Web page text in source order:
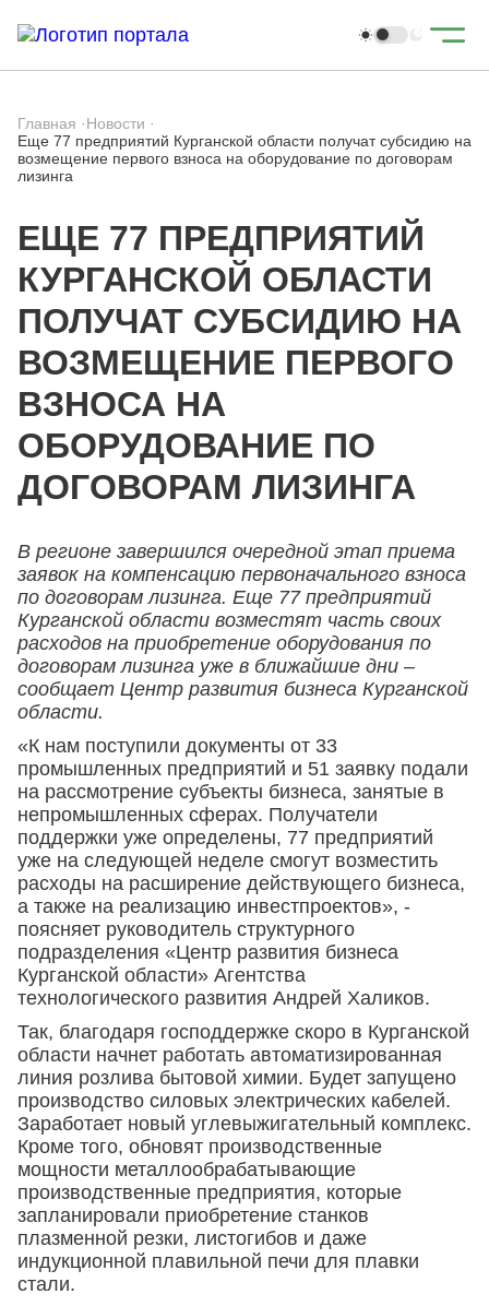
Главная ·Новости ·
Еще 77 предприятий Курганской области получат субсидию на
возмещение первого взноса на оборудование по договорам
лизинга
ЕЩЕ 77 ПРЕДПРИЯТИЙ
КУРГАНСКОЙ ОБЛАСТИ
ПОЛУЧАТ СУБСИДИЮ НА
ВОЗМЕЩЕНИЕ ПЕРВОГО
ВЗНОСА НА
ОБОРУДОВАНИЕ ПО
ДОГОВОРАМ ЛИЗИНГА
В регионе завершился очередной этап приема
заявок на компенсацию первоначального взноса
по договорам лизинга. Еще 77 предприятий
Курганской области возместят часть своих
расходов на приобретение оборудования по
договорам лизинга уже в ближайшие дни –
сообщает Центр развития бизнеса Курганской
области.
«К нам поступили документы от 33
промышленных предприятий и 51 заявку подали
на рассмотрение субъекты бизнеса, занятые в
непромышленных сферах. Получатели
поддержки уже определены, 77 предприятий
уже на следующей неделе смогут возместить
расходы на расширение действующего бизнеса,
а также на реализацию инвестпроектов», -
поясняет руководитель структурного
подразделения «Центр развития бизнеса
Курганской области» Агентства
технологического развития Андрей Халиков.
Так, благодаря господдержке скоро в Курганской
области начнет работать автоматизированная
линия розлива бытовой химии. Будет запущено
производство силовых электрических кабелей.
Заработает новый углевыжигательный комплекс.
Кроме того, обновят производственные
мощности металлообрабатывающие
производственные предприятия, которые
запланировали приобретение станков
плазменной резки, листогибов и даже
индукционной плавильной печи для плавки
стали.